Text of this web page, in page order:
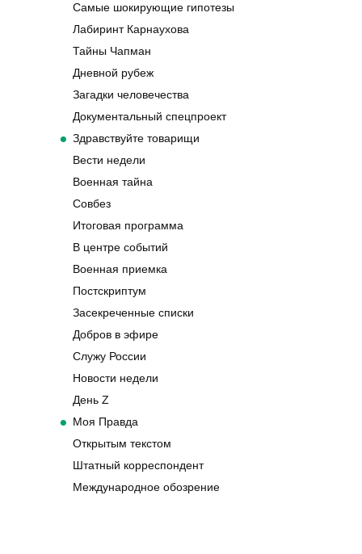
Самые шокирующие гипотезы
Лабиринт Карнаухова
Тайны Чапман
Дневной рубеж
Загадки человечества
Документальный спецпроект
Здравствуйте товарищи
Вести недели
Военная тайна
Совбез
Итоговая программа
В центре событий
Военная приемка
Постскриптум
Засекреченные списки
Добров в эфире
Служу России
Новости недели
День Z
Моя Правда
Открытым текстом
Штатный корреспондент
Международное обозрение